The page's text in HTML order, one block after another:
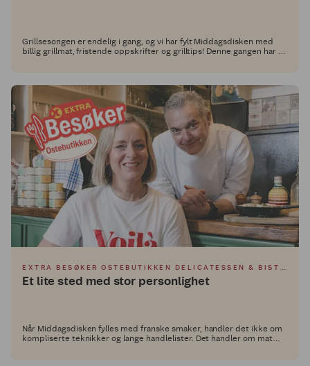
Grillsesongen er endelig i gang, og vi har fylt Middagsdisken med
billig grillmat, fristende oppskrifter og grilltips! Denne gangen har vi
smakskombinasjoner med det lille ekstra, som løfter grillmåltidet.
EXTRA BESØKER OSTEBUTIKKEN DELICATESSEN & BISTRO
Et lite sted med stor personlighet
Når Middagsdisken fylles med franske smaker, handler det ikke om
kompliserte teknikker og lange handlelister. Det handler om mat